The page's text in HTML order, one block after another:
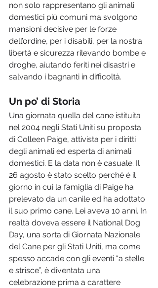
non solo rappresentano gli animali
domestici più comuni ma svolgono
mansioni decisive per le forze
dell’ordine, per i disabili, per la nostra
libertà e sicurezza rilevando bombe e
droghe, aiutando feriti nei disastri e
salvando i bagnanti in difficoltà.
Un po’ di Storia
Una giornata quella del cane istituita
nel 2004 negli Stati Uniti su proposta
di Colleen Paige, attivista per i diritti
degli animali ed esperta di animali
domestici. E la data non è casuale. Il
26 agosto è stato scelto perché è il
giorno in cui la famiglia di Paige ha
prelevato da un canile ed ha adottato
il suo primo cane. Lei aveva 10 anni. In
realtà doveva essere il National Dog
Day, una sorta di Giornata Nazionale
del Cane per gli Stati Uniti, ma come
spesso accade con gli eventi “a stelle
e strisce”, è diventata una
celebrazione prima a carattere